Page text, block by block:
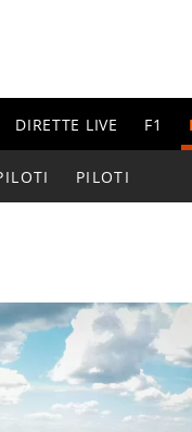
DIRETTE LIVE F1
PILOTI